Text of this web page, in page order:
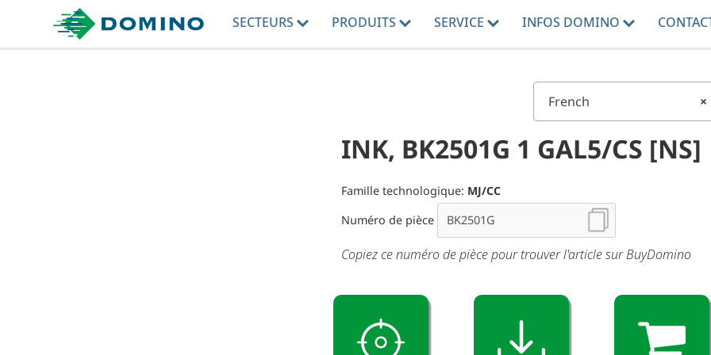
SECTEURS PRODUITS SERVICE INFOS DOMINO
×
French
INK, BK2501G 1 GAL5/CS [NS]
Famille technologique: MJ/CC
Numéro de pièce
Copiez ce numéro de pièce pour trouver l'article sur BuyDomino